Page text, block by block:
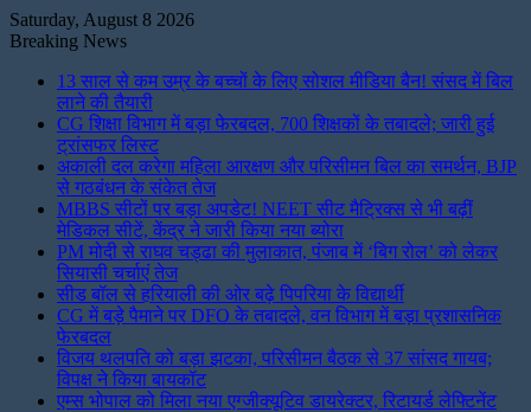
Saturday, August 8 2026
Breaking News
13 साल से कम उम्र के बच्चों के लिए सोशल मीडिया बैन! संसद में बिल
लाने की तैयारी
CG शिक्षा विभाग में बड़ा फेरबदल, 700 शिक्षकों के तबादले; जारी हुई
ट्रांसफर लिस्ट
अकाली दल करेगा महिला आरक्षण और परिसीमन बिल का समर्थन, BJP
से गठबंधन के संकेत तेज
MBBS सीटों पर बड़ा अपडेट! NEET सीट मैट्रिक्स से भी बढ़ीं
मेडिकल सीटें, केंद्र ने जारी किया नया ब्योरा
PM मोदी से राघव चड्ढा की मुलाकात, पंजाब में ‘बिग रोल’ को लेकर
सियासी चर्चाएं तेज
सीड बॉल से हरियाली की ओर बढ़े पिपरिया के विद्यार्थी
CG में बड़े पैमाने पर DFO के तबादले, वन विभाग में बड़ा प्रशासनिक
फेरबदल
विजय थलपति को बड़ा झटका, परिसीमन बैठक से 37 सांसद गायब;
विपक्ष ने किया बायकॉट
एम्स भोपाल को मिला नया एग्जीक्यूटिव डायरेक्टर, रिटायर्ड लेफ्टिनेंट